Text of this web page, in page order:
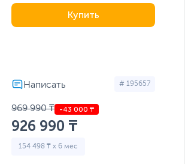
Купить
# 195657
969 990 ₸
926 990 ₸
154 498 ₸ x 6 мес